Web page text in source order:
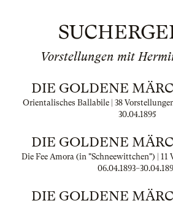
Vorstellungen mit
DIE GOLDENE
Orientalisches Ballabile | 38
30.04.1895
DIE GOLDENE
Die Fee Amora (in "Schneewittchen") | 11
06.04.1893–
DIE GOLDENE